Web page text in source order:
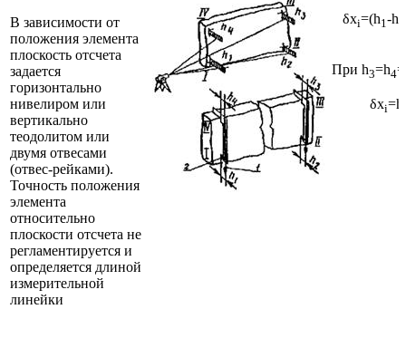
В зависимости от
положения элемента
плоскость отсчета
задается
горизонтально
нивелиром или
вертикально
теодолитом или
двумя отвесами
(отвес-рейками).
Точность положения
элемента
относительно
плоскости отсчета не
регламентируется и
определяется длиной
измерительной
линейки
δxi=(h1-h
При h3=h4
δxi=h